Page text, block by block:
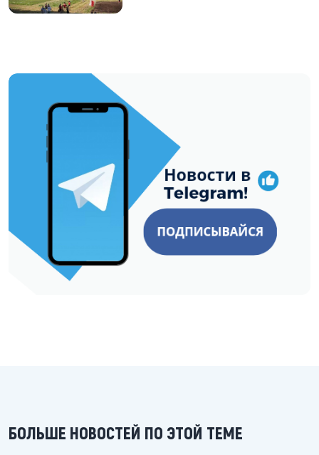
https://t.me/minskctvby
БОЛЬШЕ НОВОСТЕЙ ПО ЭТОЙ ТЕМЕ